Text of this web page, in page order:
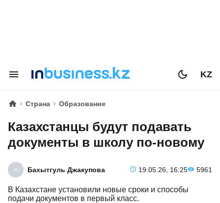
KZ
Страна Образование
Казахстанцы будут подавать
документы в школу по-новому
Бахытгуль Джакупова 19.05.26, 16:25 5961
В Казахстане установили новые сроки и способы
подачи документов в первый класс.